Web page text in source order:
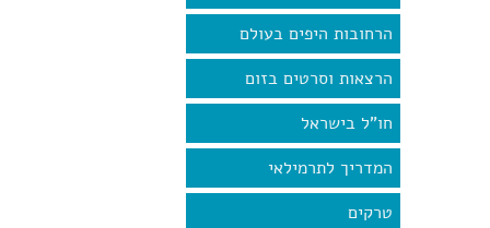
הרחובות היפים בעולם
הרצאות וסרטים בזום
חו"ל בישראל
המדריך לתרמילאי
טרקים